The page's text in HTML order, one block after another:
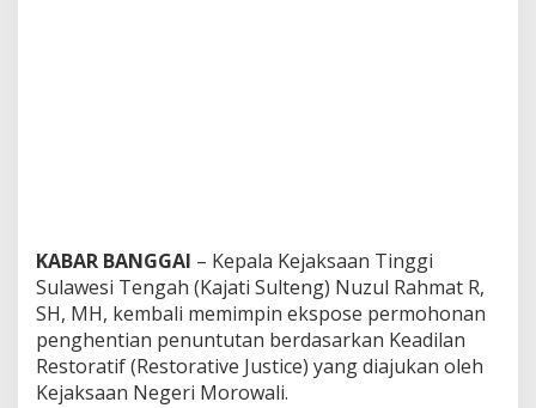
KABAR BANGGAI – Kepala Kejaksaan Tinggi
Sulawesi Tengah (Kajati Sulteng) Nuzul Rahmat R,
SH, MH, kembali memimpin ekspose permohonan
penghentian penuntutan berdasarkan Keadilan
Restoratif (Restorative Justice) yang diajukan oleh
Kejaksaan Negeri Morowali.